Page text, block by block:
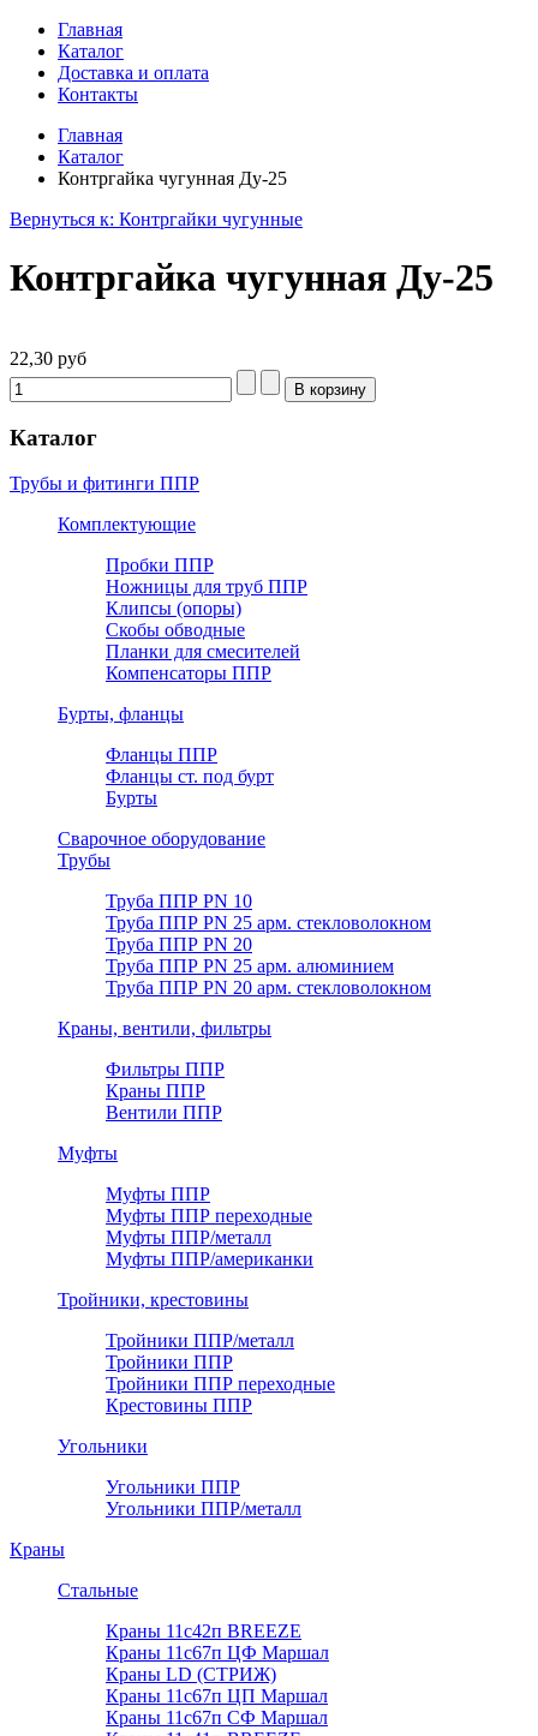
Главная
Каталог
Доставка и оплата
Контакты
Главная
Каталог
Контргайка чугунная Ду-25
Вернуться к: Контргайки чугунные
Контргайка чугунная Ду-25
22,30 руб
Каталог
Трубы и фитинги ППР
Комплектующие
Пробки ППР
Ножницы для труб ППР
Клипсы (опоры)
Скобы обводные
Планки для смесителей
Компенсаторы ППР
Бурты, фланцы
Фланцы ППР
Фланцы ст. под бурт
Бурты
Сварочное оборудование
Трубы
Труба ППР PN 10
Труба ППР PN 25 арм. стекловолокном
Труба ППР PN 20
Труба ППР PN 25 арм. алюминием
Труба ППР PN 20 арм. стекловолокном
Краны, вентили, фильтры
Фильтры ППР
Краны ППР
Вентили ППР
Муфты
Муфты ППР
Муфты ППР переходные
Муфты ППР/металл
Муфты ППР/американки
Тройники, крестовины
Тройники ППР/металл
Тройники ППР
Тройники ППР переходные
Крестовины ППР
Угольники
Угольники ППР
Угольники ППР/металл
Краны
Стальные
Краны 11с42п BREEZE
Краны 11с67п ЦФ Маршал
Краны LD (СТРИЖ)
Краны 11с67п ЦП Маршал
Краны 11с67п СФ Маршал